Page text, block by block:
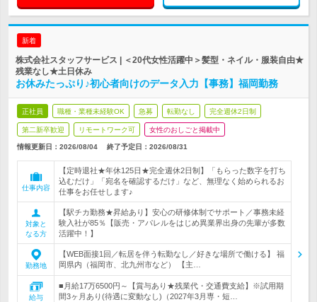
新着
株式会社スタッフサービス | ＜20代女性活躍中＞髪型・ネイル・服装自由★
残業なし★土日休み
お休みたっぷり♪初心者向けのデータ入力【事務】福岡勤務
正社員 職種・業種未経験OK 急募 転勤なし 完全週休2日制
第二新卒歓迎 リモートワーク可 女性のおしごと掲載中
情報更新日：2026/08/04 終了予定日： 2026/08/31
仕事内容
【定時退社★年休125日★完全週休2日制】「もらった数字を打ち
込むだけ」「宛名を確認するだけ」など、無理なく始められるお
仕事をお任せします♪
対象と
なる方
【駅チカ勤務★昇給あり】安心の研修体制でサポート／事務未経
験入社が85％【販売・アパレルをはじめ異業界出身の先輩が多数
活躍中！】
勤務地
【WEB面接1回／転居を伴う転勤なし／好きな場所で働ける】 福
岡県内（福岡市、北九州市など） 【主…
給与
■月給17万6500円～【賞与あり★残業代・交通費支給】※試用期
間3ヶ月あり(待遇に変動なし)（2027年3月専・短…